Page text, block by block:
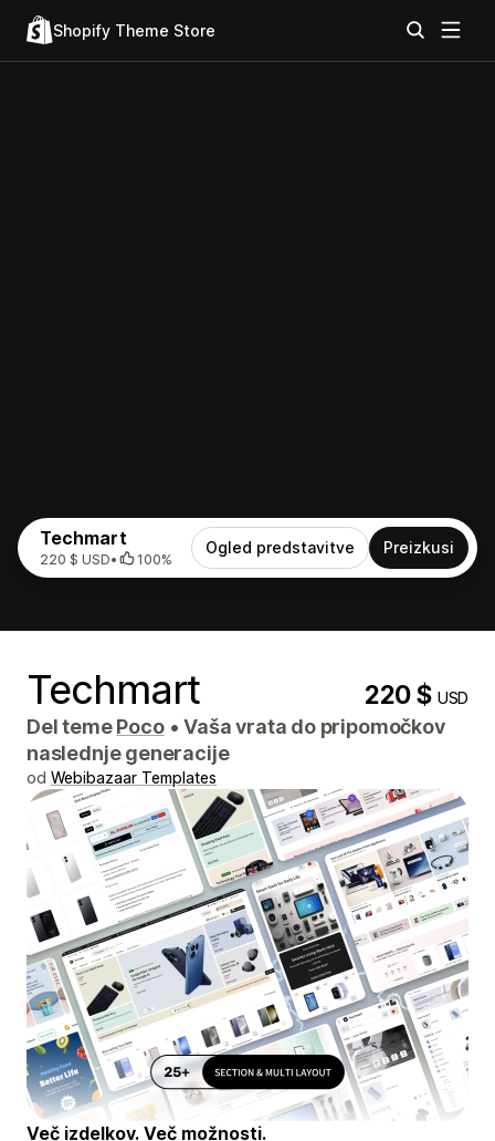
Shopify Theme Store
Techmart
220 $ USD• 100%
Ogled predstavitve Preizkusi
Techmart 220 $USD
Del temePoco • Vaša vrata do pripomočkov
naslednje generacije
od Webibazaar Templates
Več izdelkov. Več možnosti.